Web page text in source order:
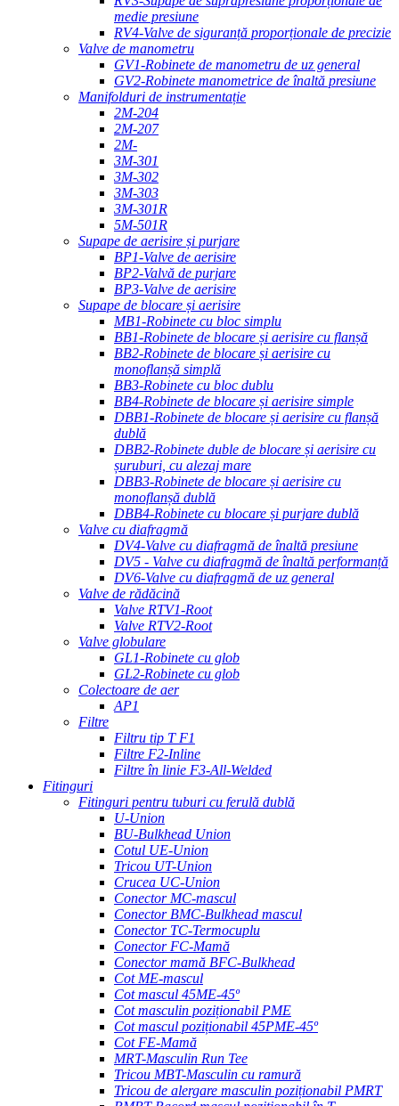
medie presiune
RV4-Valve de siguranță proporționale de precizie
Valve de manometru
GV1-Robinete de manometru de uz general
GV2-Robinete manometrice de înaltă presiune
Manifolduri de instrumentație
2M-204
2M-207
2M-
3M-301
3M-302
3M-303
3M-301R
5M-501R
Supape de aerisire și purjare
BP1-Valve de aerisire
BP2-Valvă de purjare
BP3-Valve de aerisire
Supape de blocare și aerisire
MB1-Robinete cu bloc simplu
BB1-Robinete de blocare și aerisire cu flanșă
BB2-Robinete de blocare și aerisire cu
monoflanșă simplă
BB3-Robinete cu bloc dublu
BB4-Robinete de blocare și aerisire simple
DBB1-Robinete de blocare și aerisire cu flanșă
dublă
DBB2-Robinete duble de blocare și aerisire cu
șuruburi, cu alezaj mare
DBB3-Robinete de blocare și aerisire cu
monoflanșă dublă
DBB4-Robinete cu blocare și purjare dublă
Valve cu diafragmă
DV4-Valve cu diafragmă de înaltă presiune
DV5 - Valve cu diafragmă de înaltă performanță
DV6-Valve cu diafragmă de uz general
Valve de rădăcină
Valve RTV1-Root
Valve RTV2-Root
Valve globulare
GL1-Robinete cu glob
GL2-Robinete cu glob
Colectoare de aer
AP1
Filtre
Filtru tip T F1
Filtre F2-Inline
Filtre în linie F3-All-Welded
Fitinguri
Fitinguri pentru tuburi cu ferulă dublă
U-Union
BU-Bulkhead Union
Cotul UE-Union
Tricou UT-Union
Crucea UC-Union
Conector MC-mascul
Conector BMC-Bulkhead mascul
Conector TC-Termocuplu
Conector FC-Mamă
Conector mamă BFC-Bulkhead
Cot ME-mascul
Cot mascul 45ME-45º
Cot masculin poziționabil PME
Cot mascul poziționabil 45PME-45º
Cot FE-Mamă
MRT-Masculin Run Tee
Tricou MBT-Masculin cu ramură
Tricou de alergare masculin poziționabil PMRT